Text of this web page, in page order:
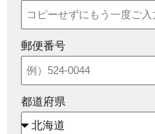
郵便番号
都道府県